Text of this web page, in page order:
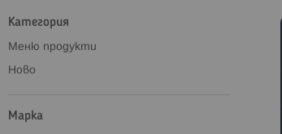
Категория
Меню продукти
Ново
Марка